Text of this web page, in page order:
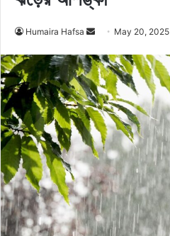
Humaira Hafsa
Send
email
May 20, 2025